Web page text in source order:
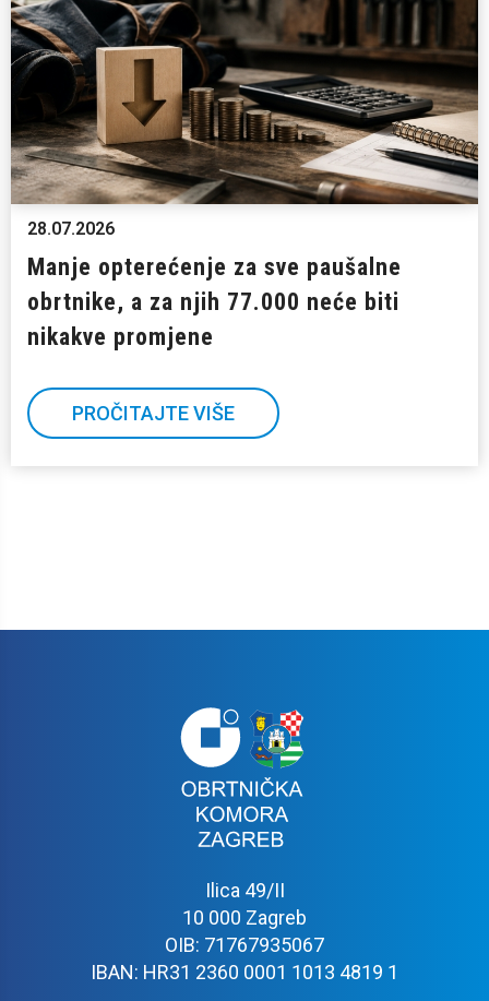
28.07.2026
Manje opterećenje za sve paušalne
obrtnike, a za njih 77.000 neće biti
nikakve promjene
PROČITAJTE VIŠE
Ilica 49/II
10 000 Zagreb
OIB: 71767935067
IBAN: HR31 2360 0001 1013 4819 1